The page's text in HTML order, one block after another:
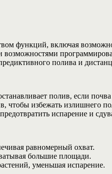
функций, включая
полива и
полив, если почва
чтобы избежать излишнего
испарение и
равномерный охват.
большие площади.
уменьшая испарение.